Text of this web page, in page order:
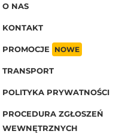
O NAS
KONTAKT
PROMOCJE NOWE
TRANSPORT
POLITYKA PRYWATNOŚCI
PROCEDURA ZGŁOSZEŃ
WEWNĘTRZNYCH